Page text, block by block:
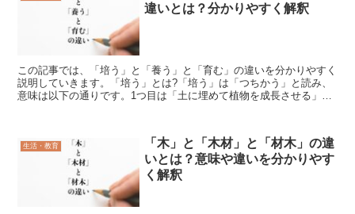
違いとは？分かりやすく解釈
この記事では、「培う」と「養う」と「育む」の違いを分かりやすく
説明していきます。「培う」とは?「培う」は「つちかう」と読み、
意味は以下の通りです。1つ目は「土に埋めて植物を成長させる」と
生活・教育
「木」と「木材」と「材木」の違
いとは？意味や違いを分かりやす
く解釈